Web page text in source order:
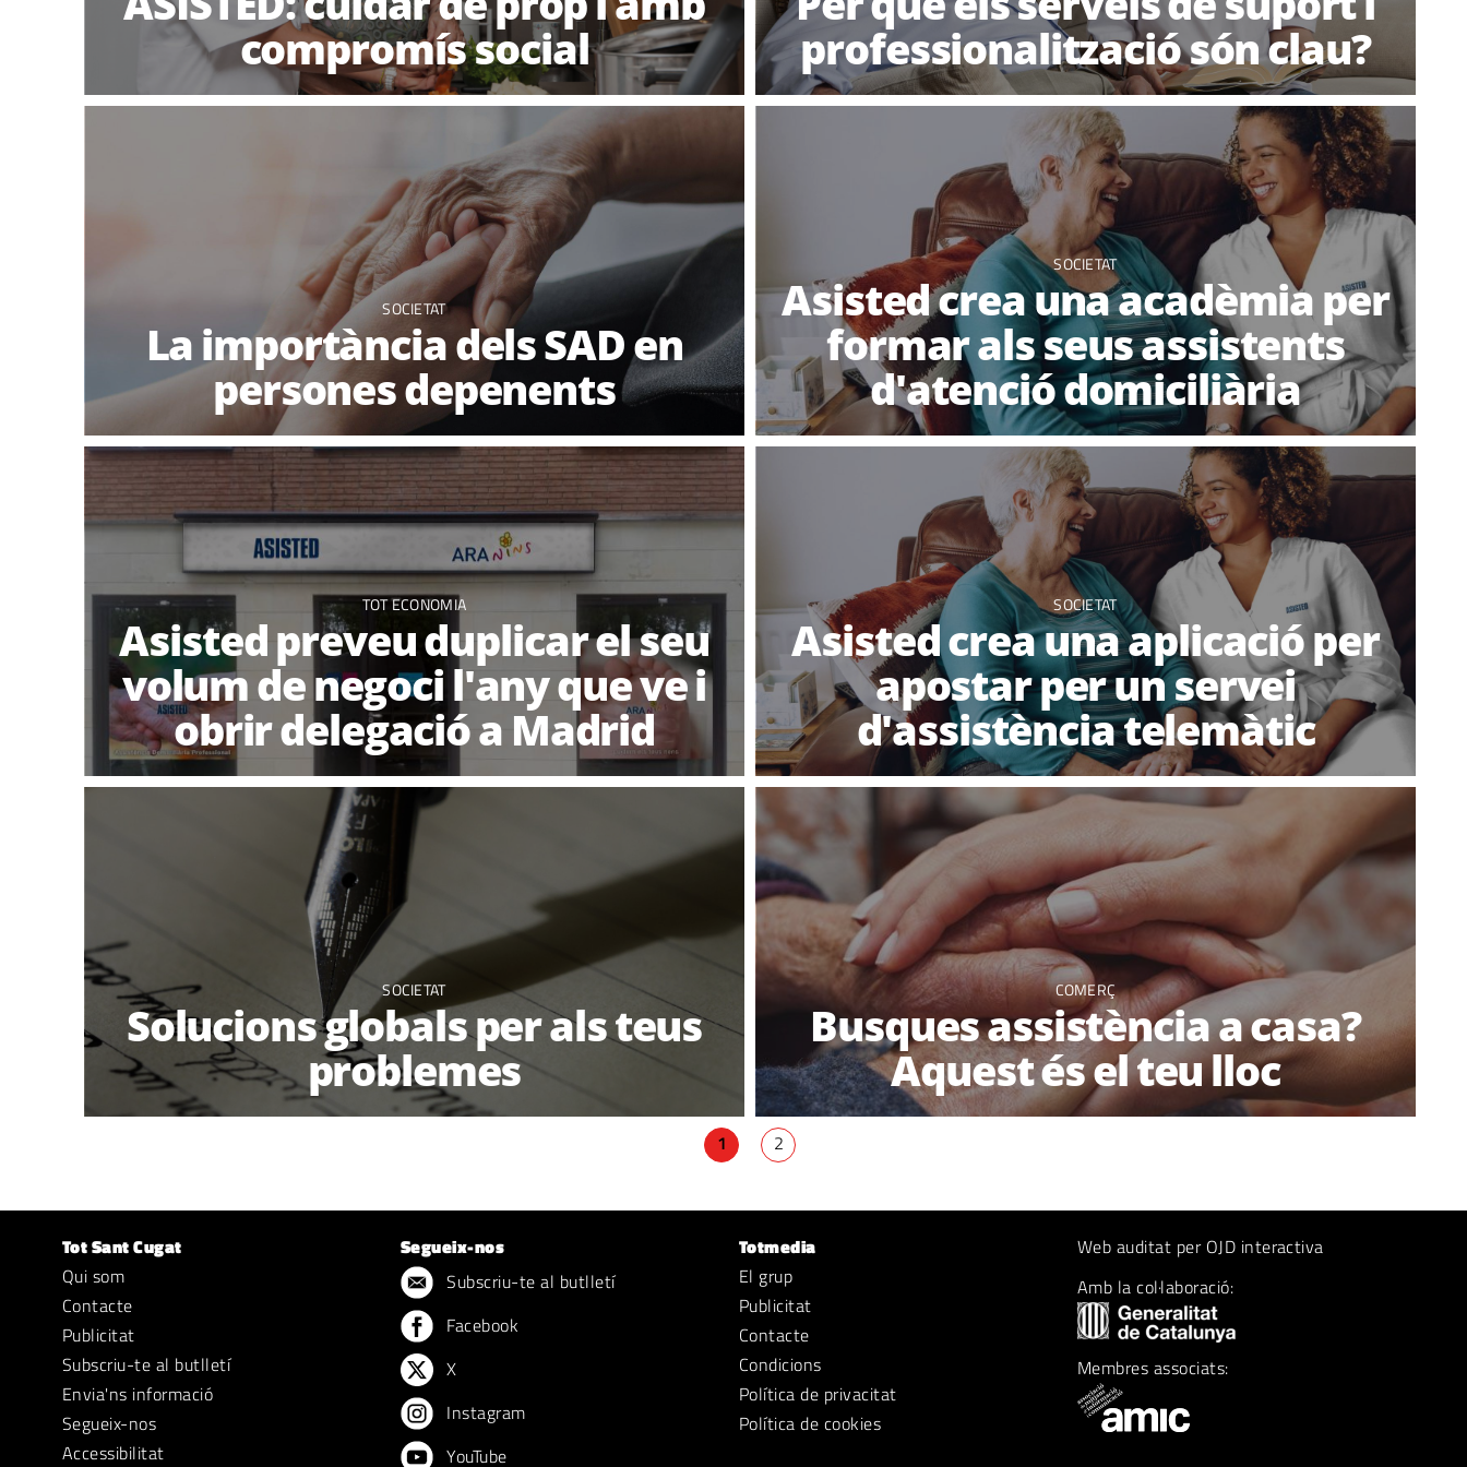
compromís social professionalització són clau?
SOCIETAT
La importància dels SAD en
persones depenents
SOCIETAT
Asisted crea una acadèmia per
formar als seus assistents
d'atenció domiciliària
TOT ECONOMIA
Asisted preveu duplicar el seu
volum de negoci l'any que ve i
obrir delegació a Madrid
SOCIETAT
Asisted crea una aplicació per
apostar per un servei
d'assistència telemàtic
SOCIETAT
Solucions globals per als teus
problemes
COMERÇ
Busques assistència a casa?
Aquest és el teu lloc
1 2
Tot Sant Cugat
Qui som
Contacte
Publicitat
Subscriu-te al butlletí
Envia'ns informació
Segueix-nos
Accessibilitat
Segueix-nos
Subscriu-te al butlletí
Facebook
X
Instagram
YouTube
Totmedia
El grup
Publicitat
Contacte
Condicions
Política de privacitat
Política de cookies
Web auditat per OJD interactiva
Amb la col·laboració:
Membres associats: